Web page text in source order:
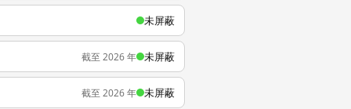
未屏蔽
截至 2026 年 未屏蔽
截至 2026 年 未屏蔽